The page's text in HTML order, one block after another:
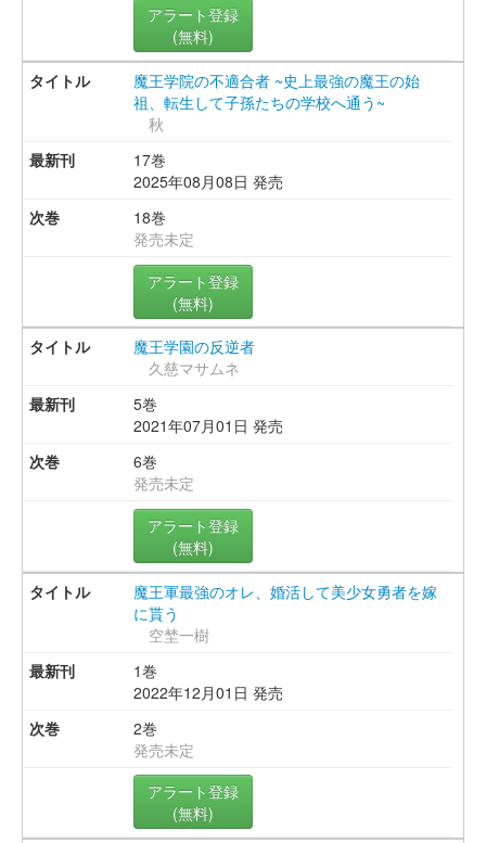
アラート登録
(無料)
魔王学院の不適合者 ~史上最強の魔王の始
祖、転生して子孫たちの学校へ通う~
秋
17巻
2025年08月08日 発売
18巻
発売未定
アラート登録
(無料)
魔王学園の反逆者
久慈マサムネ
5巻
2021年07月01日 発売
6巻
発売未定
アラート登録
(無料)
魔王軍最強のオレ、婚活して美少女勇者を嫁
に貰う
空埜一樹
1巻
2022年12月01日 発売
2巻
発売未定
アラート登録
(無料)